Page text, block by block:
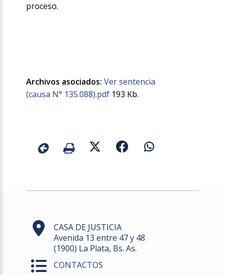
proceso.
Archivos asociados: Ver sentencia
(causa N° 135.088).pdf 193 Kb.
CASA DE JUSTICIA
Avenida 13 entre 47 y 48
(1900) La Plata, Bs. As.
CONTACTOS